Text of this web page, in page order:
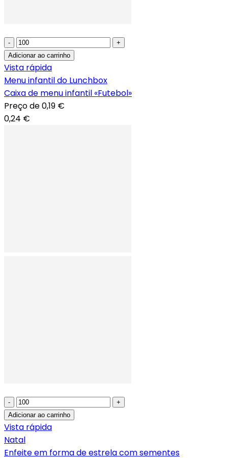
-
+
Adicionar ao carrinho
Vista rápida
Menu infantil do Lunchbox
Caixa de menu infantil «Futebol»
Preço de0,19 €
0,24 €
-
+
Adicionar ao carrinho
Vista rápida
Natal
Enfeite em forma de estrela com sementes